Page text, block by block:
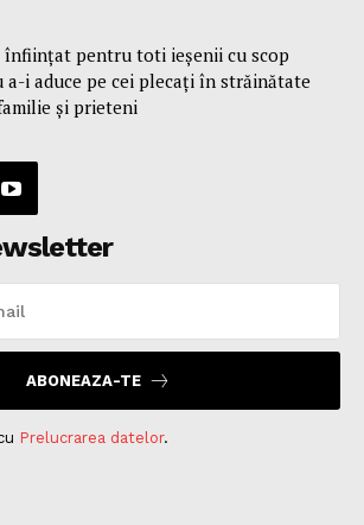
înfiinţat pentru toti ieşenii cu scop
i aduce pe cei plecaţi în străinătate
și prieteni
ABONEAZA-TE
Prelucrarea datelor.